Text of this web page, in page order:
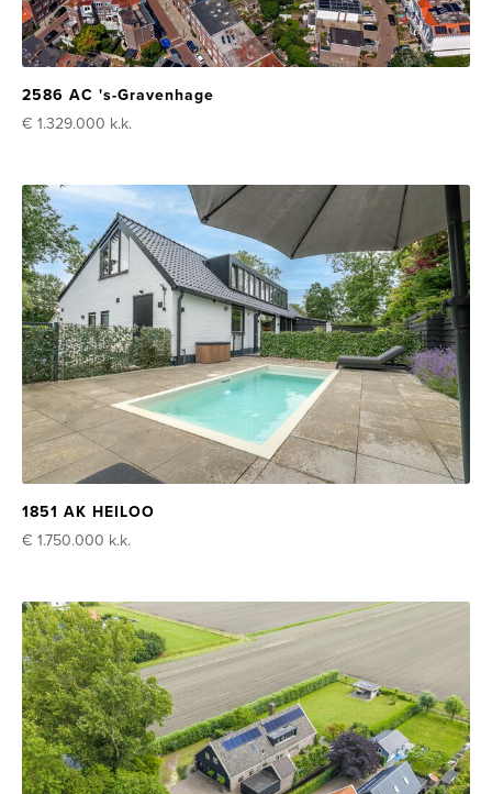
2586 AC 's-Gravenhage
€ 1.329.000 k.k.
1851 AK HEILOO
€ 1.750.000 k.k.